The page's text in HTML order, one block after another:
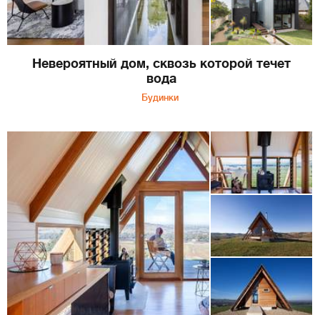
Невероятный дом, сквозь которой течет
вода
Будинки